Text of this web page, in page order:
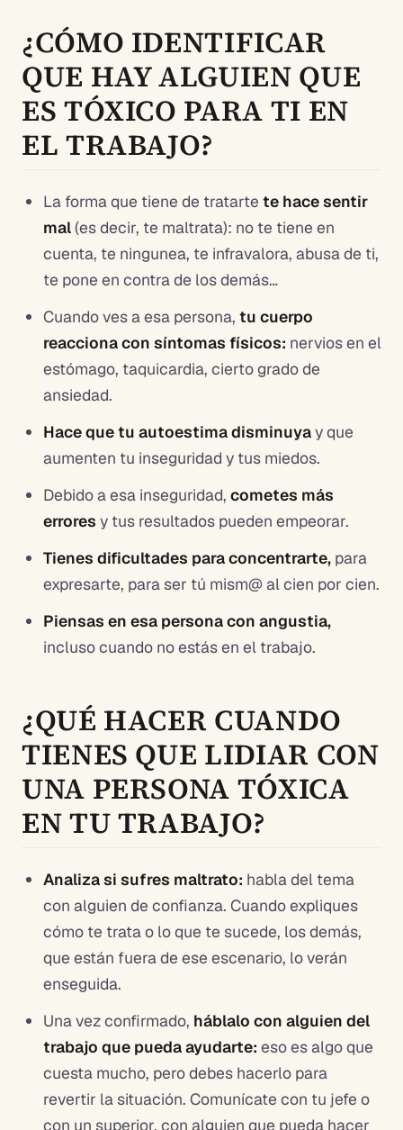
¿CÓMO IDENTIFICAR
QUE HAY ALGUIEN QUE
ES TÓXICO PARA TI EN
EL TRABAJO?
La forma que tiene de tratarte te hace sentir
mal(es decir, te maltrata): no te tiene en
cuenta, te ningunea, te infravalora, abusa de ti,
te pone en contra de los demás…
Cuando ves a esa persona, tu cuerpo
reacciona con síntomas físicos: nervios en el
estómago, taquicardia, cierto grado de
ansiedad.
Hace que tu autoestima disminuyay que
aumenten tu inseguridad y tus miedos.
Debido a esa inseguridad, cometes más
errores y tus resultados pueden empeorar.
Tienes dificultades para concentrarte, para
expresarte, para ser tú mism@ al cien por cien.
Piensas en esa persona con angustia,
incluso cuando no estás en el trabajo.
¿QUÉ HACER CUANDO
TIENES QUE LIDIAR CON
UNA PERSONA TÓXICA
EN TU TRABAJO?
Analiza si sufres maltrato: habla del tema
con alguien de confianza. Cuando expliques
cómo te trata o lo que te sucede, los demás,
que están fuera de ese escenario, lo verán
enseguida.
Una vez confirmado, háblalo con alguien del
trabajo que pueda ayudarte: eso es algo que
cuesta mucho, pero debes hacerlo para
revertir la situación. Comunícate con tu jefe o
con un superior, con alguien que pueda hacer